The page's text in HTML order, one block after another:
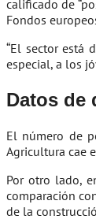
calificado de
Fondos
“El sector está
especial, a los
Datos de
El número de
Agricultura cae
Por otro lado,
comparación
de la